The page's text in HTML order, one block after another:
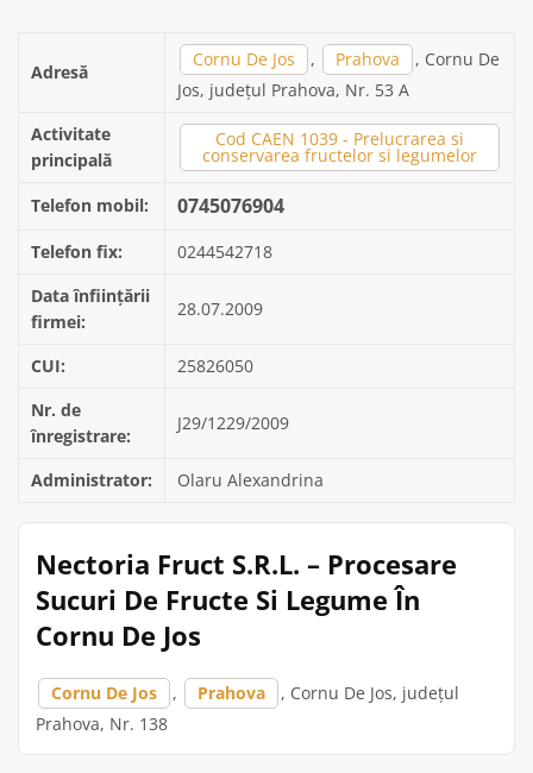
Adresă
Cornu De Jos , Prahova
, Cornu De
Jos, județul Prahova, Nr. 53 A
Activitate
principală
Cod CAEN 1039 - Prelucrarea si
conservarea fructelor si legumelor
Telefon mobil: 0745076904
Telefon fix:
0244542718
Data înființării
firmei:
28.07.2009
CUI:
25826050
Nr. de
înregistrare:
J29/1229/2009
Administrator: Olaru Alexandrina
Nectoria Fruct S.R.L. – Procesare
Sucuri De Fructe Si Legume În
Cornu De Jos
Cornu De Jos , Prahova
, Cornu De Jos, județul
Prahova, Nr. 138